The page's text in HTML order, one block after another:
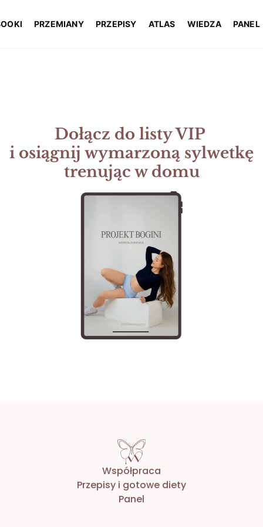
PRZEMIANY PRZEPISY ATLAS WIEDZA PANEL
Dołącz do listy VIP
i osiągnij wymarzoną sylwetkę
trenując w domu
Współpraca
Przepisy i gotowe diety
Panel